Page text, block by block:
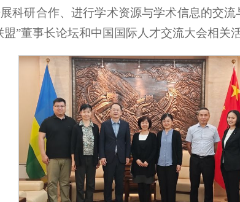
科研合作、进行学术资源与学术信息的交
”董事长论坛和中国国际人才交流大会相关